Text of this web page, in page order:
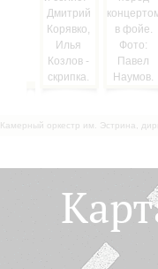
Камерный оркестр им. Эстрина,